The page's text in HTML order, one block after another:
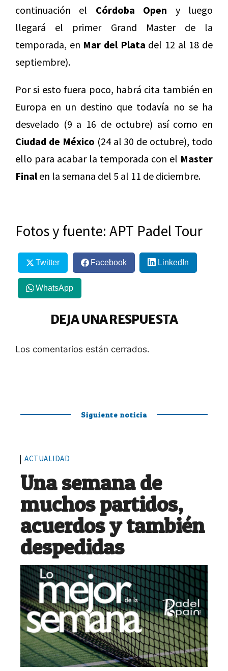
continuación el Córdoba Open y luego
llegará el primer Grand Master de la
temporada, en Mar del Plata del 12 al 18 de
septiembre).
Por si esto fuera poco, habrá cita también en
Europa en un destino que todavía no se ha
desvelado (9 a 16 de octubre) así como en
Ciudad de México (24 al 30 de octubre), todo
ello para acabar la temporada con el Master
Finalen la semana del 5 al 11 de diciembre.
Fotos y fuente: APT Padel Tour
Twitter Facebook LinkedIn
WhatsApp
DEJA UNA RESPUESTA
Los comentarios están cerrados.
Siguiente noticia
ACTUALIDAD
Una semana de
muchos partidos,
acuerdos y también
despedidas